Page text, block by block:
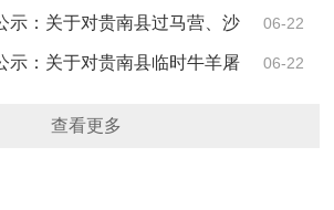
境影响评价文件的公示 06-22
示：关于对贵南县过马营、沙
改造项目、贵南县森多镇、塔秀乡人
06-22
示：关于对贵南县临时牛羊屠
查看更多